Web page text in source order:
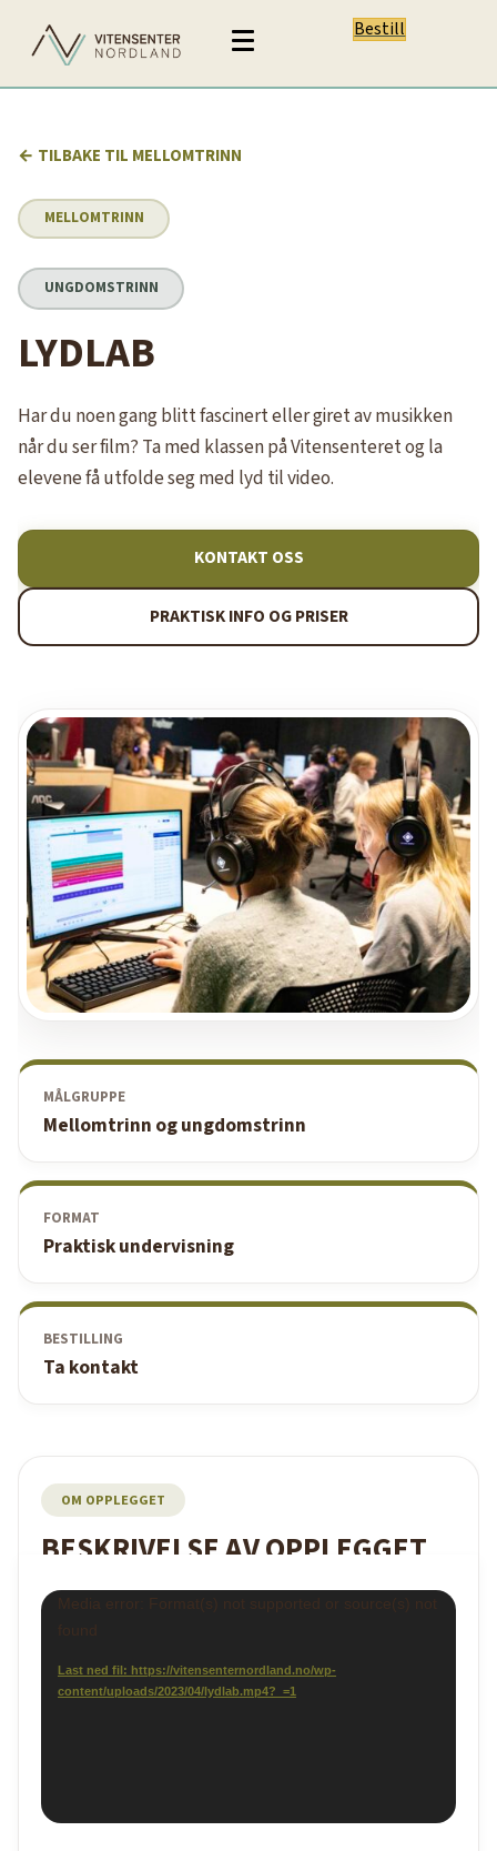
Bestill
← TILBAKE TIL MELLOMTRINN
MELLOMTRINN
UNGDOMSTRINN
LYDLAB
Har du noen gang blitt fascinert eller giret av musikken
når du ser film? Ta med klassen på Vitensenteret og la
elevene få utfolde seg med lyd til video.
KONTAKT OSS
PRAKTISK INFO OG PRISER
MÅLGRUPPE
Mellomtrinn og ungdomstrinn
FORMAT
Praktisk undervisning
BESTILLING
Ta kontakt
OM OPPLEGGET
BESKRIVELSE AV OPPLEGGET
Videoavspiller
Media error: Format(s) not supported or source(s) not
found
Last ned fil: https://vitensenternordland.no/wp-
content/uploads/2023/04/lydlab.mp4?_=1